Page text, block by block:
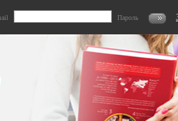
Пароль